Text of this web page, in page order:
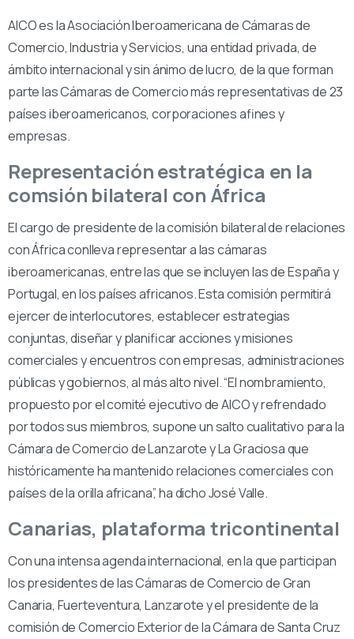
AICO es la Asociación Iberoamericana de Cámaras de
Comercio, Industria y Servicios, una entidad privada, de
ámbito internacional y sin ánimo de lucro, de la que forman
parte las Cámaras de Comercio más representativas de 23
países iberoamericanos, corporaciones afines y
empresas.
Representación estratégica en la
comsión bilateral con África
El cargo de presidente de la comisión bilateral de relaciones
con África conlleva representar a las cámaras
iberoamericanas, entre las que se incluyen las de España y
Portugal, en los países africanos. Esta comisión permitirá
ejercer de interlocutores, establecer estrategias
conjuntas, diseñar y planificar acciones y misiones
comerciales y encuentros con empresas, administraciones
públicas y gobiernos, al más alto nivel. “El nombramiento,
propuesto por el comité ejecutivo de AICO y refrendado
por todos sus miembros, supone un salto cualitativo para la
Cámara de Comercio de Lanzarote y La Graciosa que
históricamente ha mantenido relaciones comerciales con
países de la orilla africana”, ha dicho José Valle.
Canarias, plataforma tricontinental
Con una intensa agenda internacional, en la que participan
los presidentes de las Cámaras de Comercio de Gran
Canaria, Fuerteventura, Lanzarote y el presidente de la
comisión de Comercio Exterior de la Cámara de Santa Cruz